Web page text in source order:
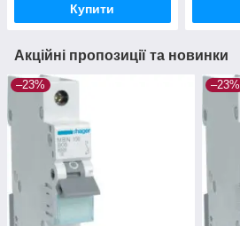
Купити
Акційні пропозиції та новинки
–23% –23%